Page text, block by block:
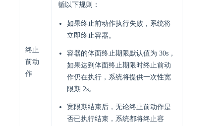
终止
前动
作
循以下规则：
如果终止前动作执行失败，系统将
立即终止容器。
容器的体面终止期限默认值为 30s，
如果达到体面终止期限时终止前动
作仍在执行，系统将提供一次性宽
限期 2s。
宽限期结束后，无论终止前动作是
否已执行结束，系统都将终止容